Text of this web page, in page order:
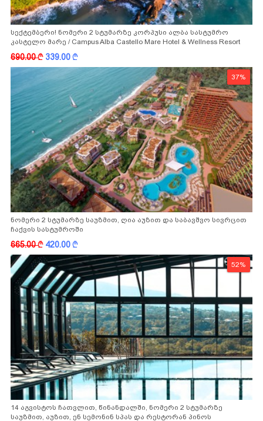
სექტემბერი! ნომერი 2 სტუმარზე კორპუსი ალბა სასტუმრო
კასტელო მარე / Campus Alba Castello Mare Hotel & Wellness Resort
690.00k 339.00k
37%
ნომერი 2 სტუმარზე საუზმით, ღია აუზით და საბავშვო სივრცით
ჩაქვის სასტუმროში
665.00k 420.00k
52%
14 აგვისტოს ჩათვლით, წინანდალში, ნომერი 2 სტუმარზე
საუზმით, აუზით, ენ სემონინ სპას და რესტორან პინოს